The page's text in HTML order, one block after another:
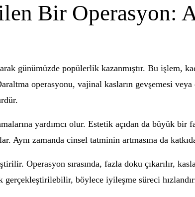
Bir Operasyon:
günümüzde popülerlik kazanmıştır. Bu işlem,
operasyonu, vajinal kasların gevşemesi veya
yardımcı olur. Estetik açıdan da büyük bir
Aynı zamanda cinsel tatminin artmasına da
Operasyon sırasında, fazla doku çıkarılır,
böylece iyileşme süreci